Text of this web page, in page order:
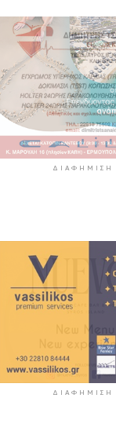
ΔΙΑΦΉΜΙΣΗ
ΔΙΑΦΉΜΙΣΗ